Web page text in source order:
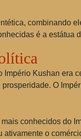
combinando
é a estátua
Império Kushan era
O
conhecidos do
ativamente o